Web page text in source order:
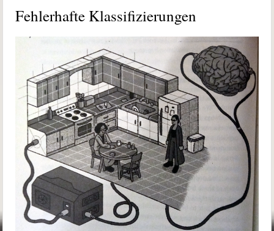
Fehlerhafte Klassifizierungen